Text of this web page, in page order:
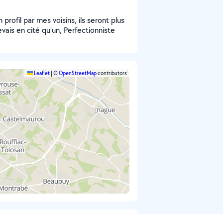
par mes voisins, ils seront plus
en cité qu'un, Perfectionniste
Leaflet|©OpenStreetMapcontributors